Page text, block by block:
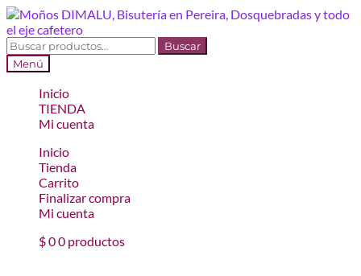
Ir
a
la
navegación
Ir
al
contenido
Buscar
por:
Buscar
Menú
Inicio
TIENDA
Mi cuenta
Inicio
Tienda
Carrito
Finalizar compra
Mi cuenta
$00 productos